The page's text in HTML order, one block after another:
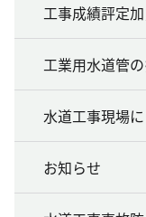
工事成績評定
工業用水道管
水道工事現場
お知らせ